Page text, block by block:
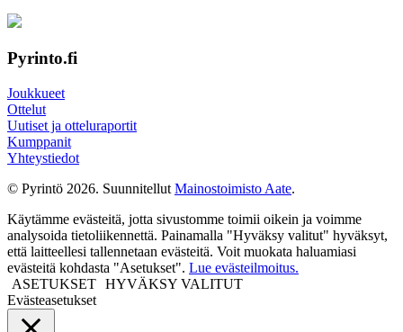
Pyrinto.fi
Joukkueet
Ottelut
Uutiset ja otteluraportit
Kumppanit
Yhteystiedot
© Pyrintö 2026. Suunnitellut Mainostoimisto Aate.
Käytämme evästeitä, jotta sivustomme toimii oikein ja voimme
analysoida tietoliikennettä. Painamalla "Hyväksy valitut" hyväksyt,
että laitteellesi tallennetaan evästeitä. Voit muokata haluamiasi
evästeitä kohdasta "Asetukset". Lue evästeilmoitus.
ASETUKSET HYVÄKSY VALITUT
Evästeasetukset